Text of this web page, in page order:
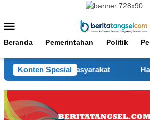
konten
Mobile
Beranda Pemerintahan Politik
Konten Spesial
Masyarakat Hadir Sejak